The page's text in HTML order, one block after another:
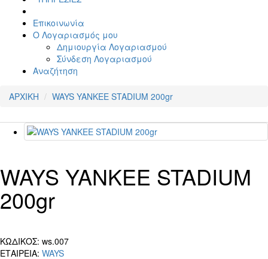
Επικοινωνία
Ο Λογαριασμός μου
Δημιουργία Λογαριασμού
Σύνδεση Λογαριασμού
Αναζήτηση
ΑΡΧΙΚΗ WAYS YANKEE STADIUM 200gr
WAYS YANKEE STADIUM
200gr
ΚΩΔΙΚΟΣ: ws.007
ΕΤΑΙΡΕΙΑ: WAYS